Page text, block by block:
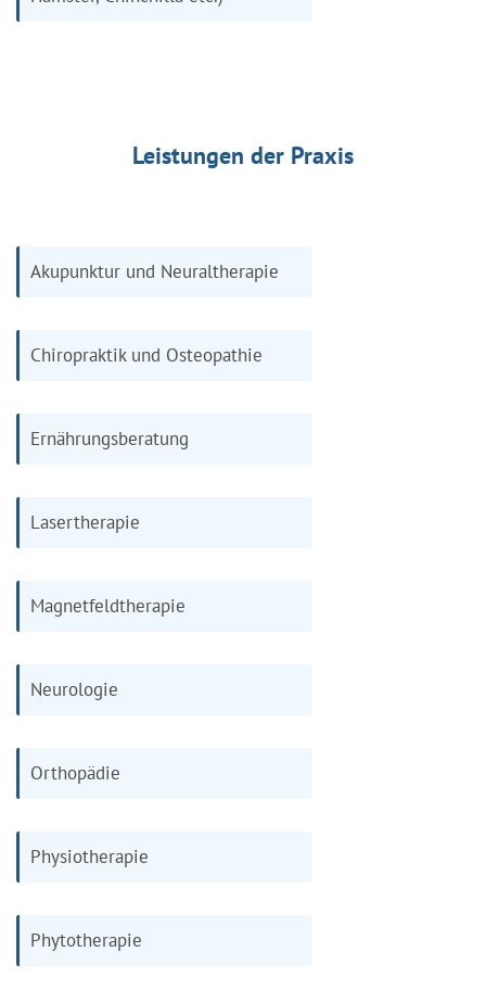
Leistungen der Praxis
Akupunktur und Neuraltherapie
Chiropraktik und Osteopathie
Ernährungsberatung
Lasertherapie
Magnetfeldtherapie
Neurologie
Orthopädie
Physiotherapie
Phytotherapie